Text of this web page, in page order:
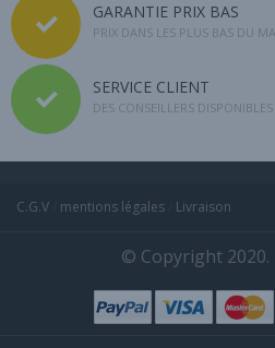
GARANTIE PRIX BAS
PRIX DANS LES PLUS BAS DU
SERVICE CLIENT
DES CONSEILLERS DISPONIBLES
C.G.V mentions légales Livraison
© Copyright 2020.